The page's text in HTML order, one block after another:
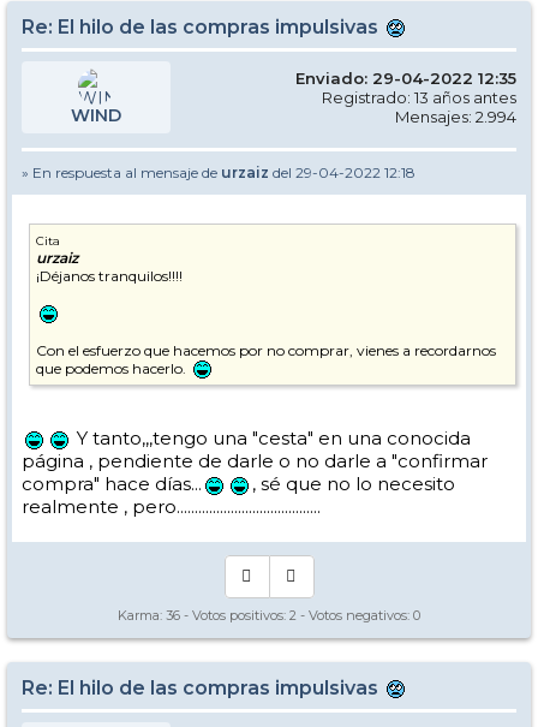
Re: El hilo de las compras impulsivas
WIND
Enviado: 29-04-2022 12:35
Registrado: 13 años antes
Mensajes: 2.994
» En respuesta al mensaje de urzaiz del 29-04-2022 12:18
Cita
urzaiz
¡Déjanos tranquilos!!!!
Con el esfuerzo que hacemos por no comprar, vienes a recordarnos
que podemos hacerlo.
Y tanto,,,tengo una "cesta" en una conocida
página , pendiente de darle o no darle a "confirmar
compra" hace días...
, sé que no lo necesito
realmente , pero........................................
Karma: 36 - Votos positivos: 2 - Votos negativos: 0
Re: El hilo de las compras impulsivas